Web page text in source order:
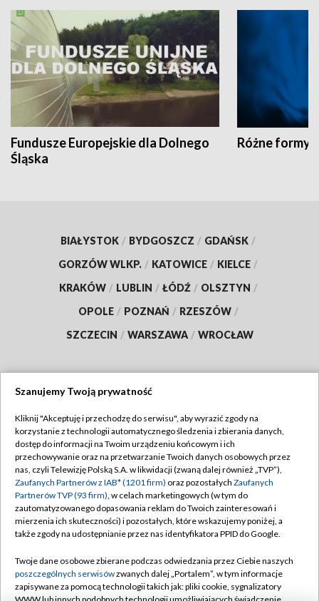
Fundusze Europejskie dla Dolnego
Śląska
Różne formy
BIAŁYSTOK / BYDGOSZCZ / GDAŃSK /
GORZÓW WLKP. / KATOWICE / KIELCE /
KRAKÓW / LUBLIN / ŁÓDŹ / OLSZTYN /
OPOLE / POZNAŃ / RZESZÓW /
SZCZECIN / WARSZAWA / WROCŁAW
TVP
Abonament TVP
Emisja w TVP
Centrum informacji TVP
Naziemna Telewizja Cyfrowa
Rada Programowa
System NOS
Regulamin TVP
Polityka prywatności
Moje zgody
Pomoc
Kontakt
Szanujemy Twoją prywatność
Kliknij "Akceptuję i przechodzę do serwisu", aby wyrazić zgody na
korzystanie z technologii automatycznego śledzenia i zbierania danych,
dostęp do informacji na Twoim urządzeniu końcowym i ich
przechowywanie oraz na przetwarzanie Twoich danych osobowych przez
nas, czyli Telewizję Polską S.A. w likwidacji (zwaną dalej również „TVP”),
Zaufanych Partnerów z IAB* (1201 firm) oraz pozostałych Zaufanych
Partnerów TVP (93 firm), w celach marketingowych (w tym do
zautomatyzowanego dopasowania reklam do Twoich zainteresowań i
mierzenia ich skuteczności) i pozostałych, które wskazujemy poniżej, a
także zgody na udostępnianie przez nas identyfikatora PPID do Google.
Twoje dane osobowe zbierane podczas odwiedzania przez Ciebie naszych
poszczególnych serwisówzwanych dalej „Portalem”, w tym informacje
zapisywane za pomocą technologii takich jak: pliki cookie, sygnalizatory